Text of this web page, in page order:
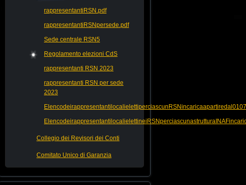
rappresentantiRSN.pdf
rappresentantiRSNpersede.pdf
Sede centrale RSN5
Regolamento elezioni CdS
rappresentanti RSN 2023
rappresentanti RSN per sede
2023
Collegio dei Revisori dei Conti
Comitato Unico di Garanzia